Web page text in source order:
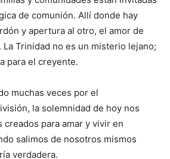
de comunión. Allí donde hay
y apertura al otro, el amor de
Trinidad no es un misterio lejano;
para el creyente.
muchas veces por el
la solemnidad de hoy nos
creados para amar y vivir en
salimos de nosotros mismos
verdadera.